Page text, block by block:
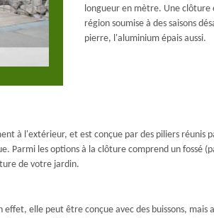
longueur en mètre. Une clôture
région soumise à des saisons
pierre, l'aluminium épais aussi.
à l'extérieur, et est conçue par des piliers réunis
Parmi les options à la clôture comprend un fossé
de votre jardin.
elle peut être conçue avec des buissons,